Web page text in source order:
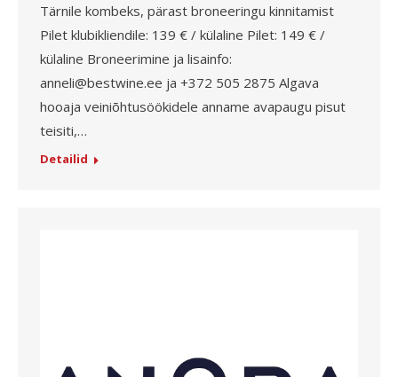
Tärnile kombeks, pärast broneeringu kinnitamist
Pilet klubikliendile: 139 € / külaline Pilet: 149 € /
külaline Broneerimine ja lisainfo:
anneli@bestwine.ee ja +372 505 2875 Algava
hooaja veiniõhtusöökidele anname avapaugu pisut
teisiti,…
Detailid